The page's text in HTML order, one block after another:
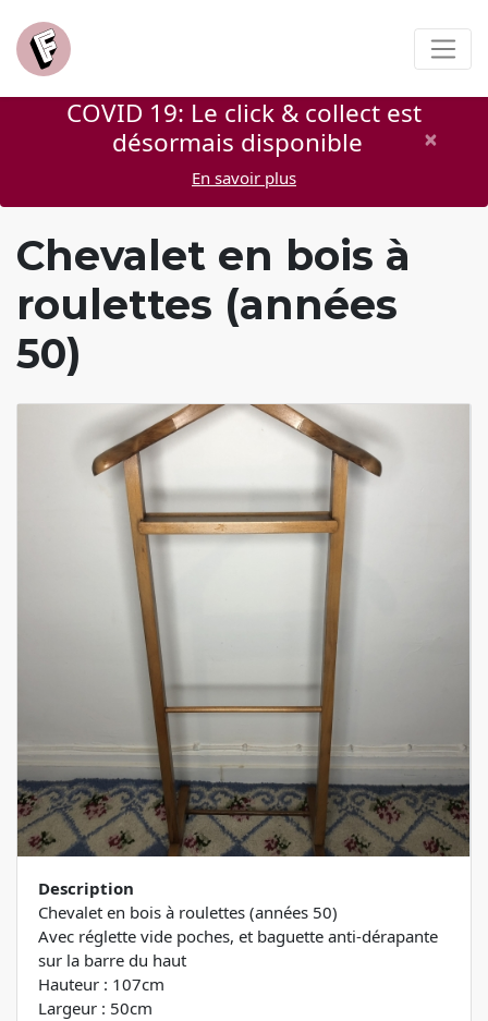
COVID 19: Le click & collect est
désormais disponible
×
En savoir plus
Chevalet en bois à
roulettes (années
50)
Description
Chevalet en bois à roulettes (années 50)
Avec réglette vide poches, et baguette anti-dérapante
sur la barre du haut
Hauteur : 107cm
Largeur : 50cm